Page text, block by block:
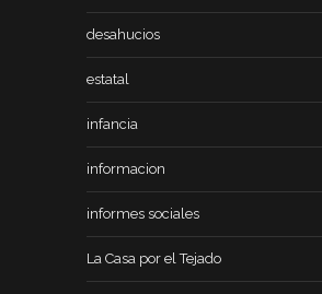
desahucios
estatal
infancia
informacion
informes sociales
La Casa por el Tejado